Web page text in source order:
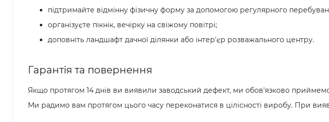
підтримайте відмінну фізичну форму за допомогою регулярного
організуєте пікнік, вечірку на свіжому повітрі;
доповніть ландшафт дачної ділянки або інтер'єр розважального центру.
Гарантія та повернення
Якщо протягом 14 днів ви виявили заводський дефект, ми обов'язково
Ми радимо вам протягом цього часу переконатися в цілісності виробу. При